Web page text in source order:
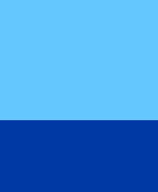
по телефону или на
затратами
поездку максимально
Как видите, с нами
Осталось
на сайте и начать
– наша главная цель.